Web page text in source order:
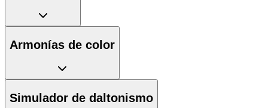
Armonías de color
Simulador de daltonismo